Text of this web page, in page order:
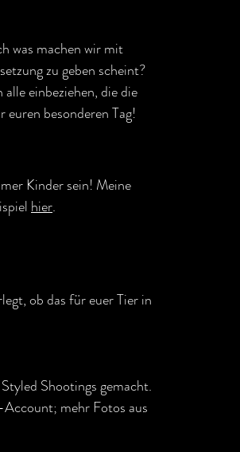
was machen wir mit
zu geben scheint?
einbeziehen, die die
besonderen Tag!
Kinder sein! Meine
hier.
ob das für euer Tier in
Shootings gemacht.
mehr Fotos aus